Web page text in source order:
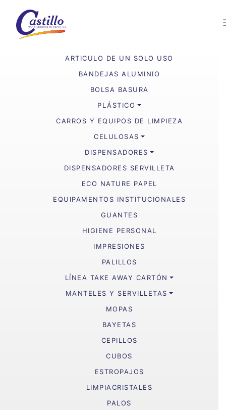
ARTICULO DE UN SOLO USO
BANDEJAS ALUMINIO
BOLSA BASURA
PLÁSTICO
CARROS Y EQUIPOS DE LIMPIEZA
CELULOSAS
DISPENSADORES
DISPENSADORES SERVILLETA
ECO NATURE PAPEL
EQUIPAMENTOS INSTITUCIONALES
GUANTES
HIGIENE PERSONAL
IMPRESIONES
PALILLOS
LÍNEA TAKE AWAY CARTÓN
MANTELES Y SERVILLETAS
MOPAS
BAYETAS
CEPILLOS
CUBOS
ESTROPAJOS
LIMPIACRISTALES
PALOS